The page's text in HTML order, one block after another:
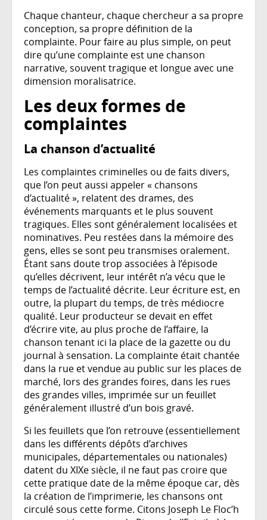
Chaque chanteur, chaque chercheur a sa propre
conception, sa propre définition de la
complainte. Pour faire au plus simple, on peut
dire qu’une complainte est une chanson
narrative, souvent tragique et longue avec une
dimension moralisatrice.
Les deux formes de
complaintes
La chanson d’actualité
Les complaintes criminelles ou de faits divers,
que l’on peut aussi appeler « chansons
d’actualité », relatent des drames, des
événements marquants et le plus souvent
tragiques. Elles sont généralement localisées et
nominatives. Peu restées dans la mémoire des
gens, elles se sont peu transmises oralement.
Étant sans doute trop associées à l’épisode
qu’elles décrivent, leur intérêt n’a vécu que le
temps de l’actualité décrite. Leur écriture est, en
outre, la plupart du temps, de très médiocre
qualité. Leur producteur se devait en effet
d’écrire vite, au plus proche de l’affaire, la
chanson tenant ici la place de la gazette ou du
journal à sensation. La complainte était chantée
dans la rue et vendue au public sur les places de
marché, lors des grandes foires, dans les rues
des grandes villes, imprimée sur un feuillet
généralement illustré d’un bois gravé.
Si les feuillets que l’on retrouve (essentiellement
dans les différents dépôts d’archives
municipales, départementales ou nationales)
datent du XIXe siècle, il ne faut pas croire que
cette pratique date de la même époque car, dès
la création de l’imprimerie, les chansons ont
circulé sous cette forme. Citons Joseph Le Floc’h